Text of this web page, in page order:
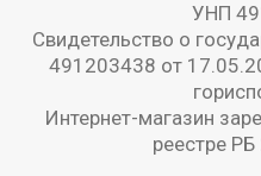
УНП
Свидетельство о
491203438 от
Интернет-магазин
реестре